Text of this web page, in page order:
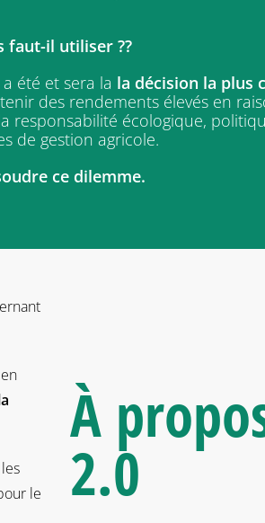
faut-il utiliser ??
été et sera la la décision la plus
des rendements élevés en
responsabilité écologique,
de gestion agricole.
ce dilemme.
le
À
2.0